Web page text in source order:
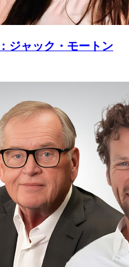
ジャック・モートン